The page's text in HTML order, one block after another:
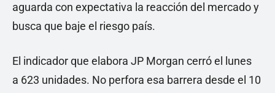
aguarda con expectativa la reacción del mercado y
busca que baje el riesgo país.
El indicador que elabora JP Morgan cerró el lunes
a 623 unidades. No perfora esa barrera desde el 10